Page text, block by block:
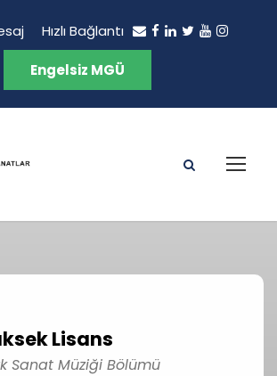
Hızlı Bağlantı
Engelsiz MGÜ
Lisans
Sanat Müziği Bölümü